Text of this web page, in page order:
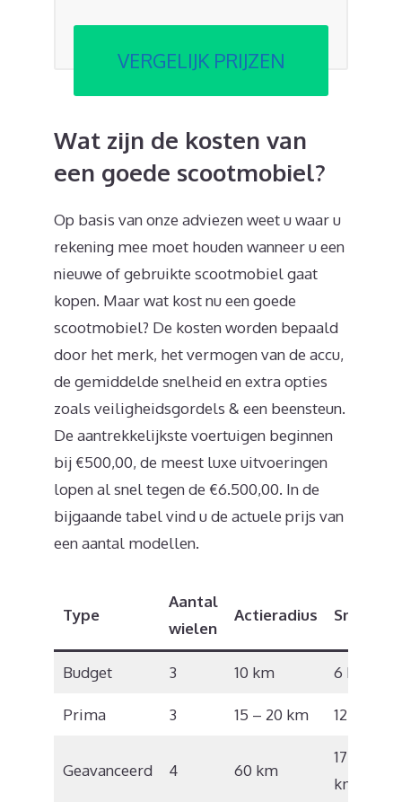
VERGELIJK PRIJZEN
Wat zijn de kosten van
een goede scootmobiel?
Op basis van onze adviezen weet u waar u
rekening mee moet houden wanneer u een
nieuwe of gebruikte scootmobiel gaat
kopen. Maar wat kost nu een goede
scootmobiel? De kosten worden bepaald
door het merk, het vermogen van de accu,
de gemiddelde snelheid en extra opties
zoals veiligheidsgordels & een beensteun.
De aantrekkelijkste voertuigen beginnen
bij €500,00, de meest luxe uitvoeringen
lopen al snel tegen de €6.500,00. In de
bijgaande tabel vind u de actuele prijs van
een aantal modellen.
Type
Aantal
wielen
Actieradius Snelheid
Budget 3 10 km 6 km/u
Prima 3 15 – 20 km 12 km/u
Geavanceerd 4 60 km
17 – 18
km/u